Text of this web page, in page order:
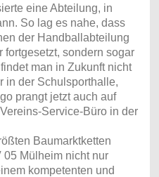
eine Abteilung, in
So lag es nahe, dass
der Handballabteilung
fortgesetzt, sondern sogar
man in Zukunft nicht
in der Schulsporthalle,
prangt jetzt auch auf
Service-Büro in der
Baumarktketten
05 Mülheim nicht nur
kompetenten und